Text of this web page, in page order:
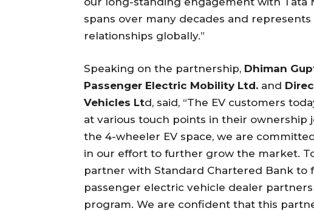
spans over many decades and
relationships globally.”
Speaking on the partnership, Dhiman
Passenger Electric Mobility Ltd. and
Vehicles Ltd, said, “The EV customers
at various touch points in their ownership
the 4-wheeler EV space, we are
in our effort to further grow the market.
partner with Standard Chartered Bank to
passenger electric vehicle dealer
program. We are confident that this